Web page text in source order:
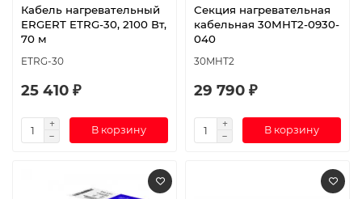
Кабель нагревательный
ERGERT ETRG-30, 2100 Вт,
70 м
ETRG-30
25 410 ₽
В корзину
Секция нагревательная
кабельная 30МНТ2-0930-
040
30МНТ2
29 790 ₽
В корзину